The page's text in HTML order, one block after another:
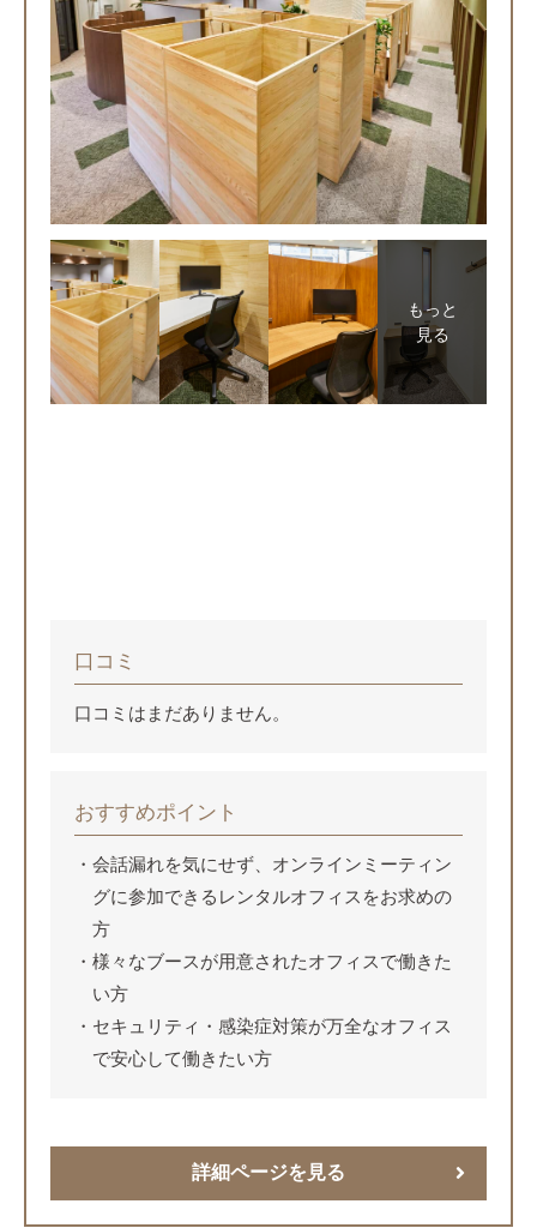
もっと
見る
口コミ
口コミはまだありません。
おすすめポイント
会話漏れを気にせず、オンラインミーティン
グに参加できるレンタルオフィスをお求めの
方
様々なブースが用意されたオフィスで働きた
い方
セキュリティ・感染症対策が万全なオフィス
で安心して働きたい方
詳細ページを見る